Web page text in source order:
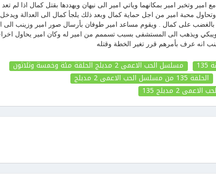
وتخبر امير بمكانهما وياتي امير الى نيهان ويهددها بقتل كمال اذا لم
محبة امير من اجل حماية كمال وبعد ذلك يلجأ كمال الى العدالة ويدخل
بالغضب على كمال . ويقوم مساعد امير طوفان بأرسال صور امير وزينب الى
ويذهب الى المستشفى بسبب تسممم من امير له وكان امير يحاول
انه عرف بأمرهم قرر تغير الخطة وقتله
مسلسل الحب الاعمى 2 مدبلج الحلقة مئة وخمسة وثلاثون
الحلقة 135
من مسلسل الحب الاعمى 2 مدبلج
الاعمى 2 مدبلج 135